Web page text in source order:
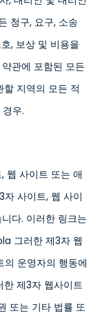
청구, 요구, 소송
, 보상 및 비용을
관에 포함된 모든
지역의 모든 적
우.
웹 사이트 또는 애
사이트, 웹 사이
다. 이러한 링크는
그러한 제3자 웹
운영자의 행동에
한 제3자 웹사이트
또는 기타 법률 또